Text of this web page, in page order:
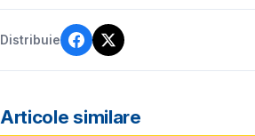
Distribuie
Articole similare